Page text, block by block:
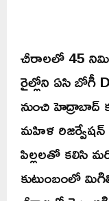
చీరాలలో 45
రైల్లోని ఏసి బోగీ
నుంచి హెద్రాబాద్
మహిళ
పిల్లలతో కలిసి
కుటుంబంలో